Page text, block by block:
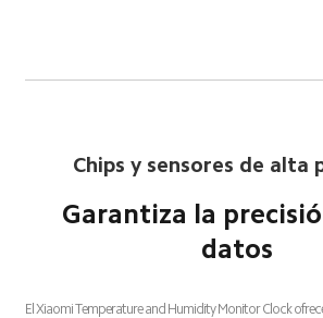
Chips y sensores de alta
Garantiza la
datos
El Xiaomi Temperature and Humidity Monitor Clock